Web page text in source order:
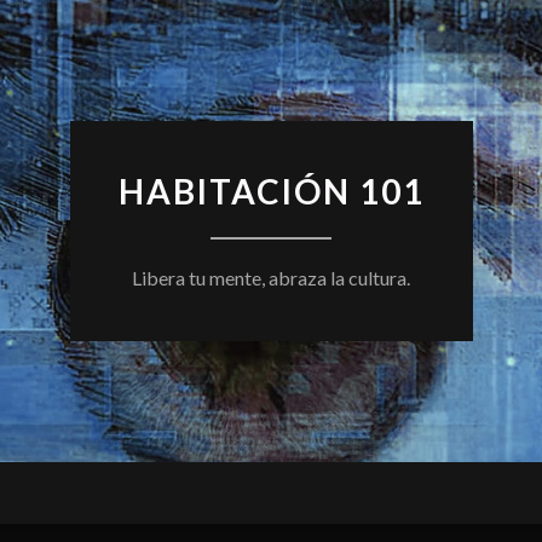
HABITACIÓN 101
Libera tu mente, abraza la cultura.